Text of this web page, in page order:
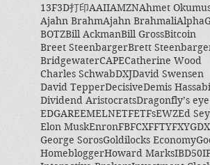
13F3D打印AAIIAMZNAhmet
Ajahn BrahmAjahn Brahmali
BOTZBill AckmanBill GrossBitcoin
Breet SteenbargerBrett
BridgewaterCAPECatherine Wood
Charles SchwabDXJDavid Swensen
David TepperDecisiveDemis
Dividend AristocratsDragonfly’s eye
EDGAREEMELNETFETFsEWZEd
Elon MuskEnronFBFCXFFTYFXYGDX
George SorosGoldilocks Economy
HomebloggerHoward MarksIBD50